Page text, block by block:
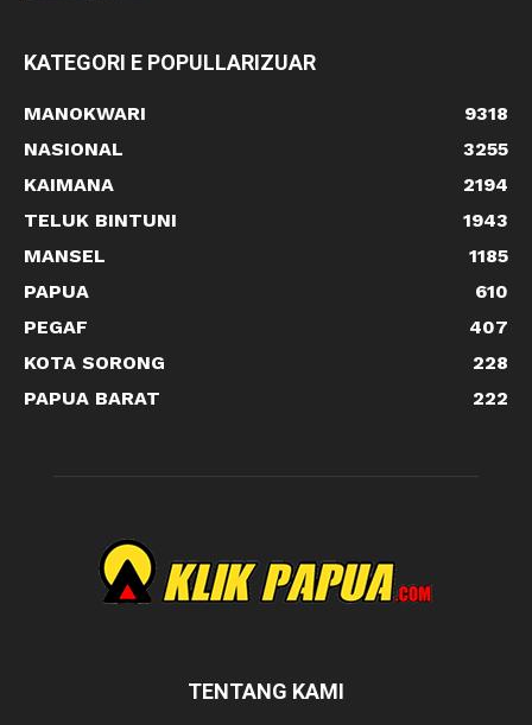
KATEGORI E POPULLARIZUAR
MANOKWARI
9318
NASIONAL
3255
KAIMANA
2194
TELUK BINTUNI
1943
MANSEL
1185
PAPUA
610
PEGAF
407
KOTA SORONG
228
PAPUA BARAT
222
TENTANG KAMI